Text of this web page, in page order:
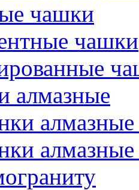
чашки
чашки
алмазные